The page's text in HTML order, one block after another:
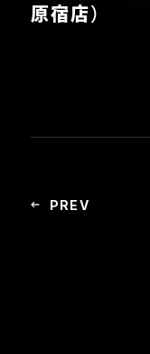
原宿店）
PREV